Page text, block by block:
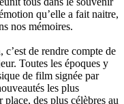
qu’elle a fait naitre,
nos mémoires.
de rendre compte de
Toutes les époques y
de film signée par
les plus
des plus célèbres au